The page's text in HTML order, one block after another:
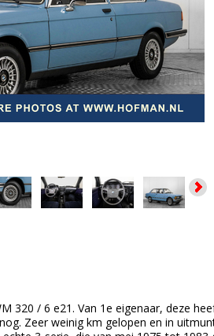
320 / 6 e21. Van 1e eigenaar, deze
Zeer weinig km gelopen en in